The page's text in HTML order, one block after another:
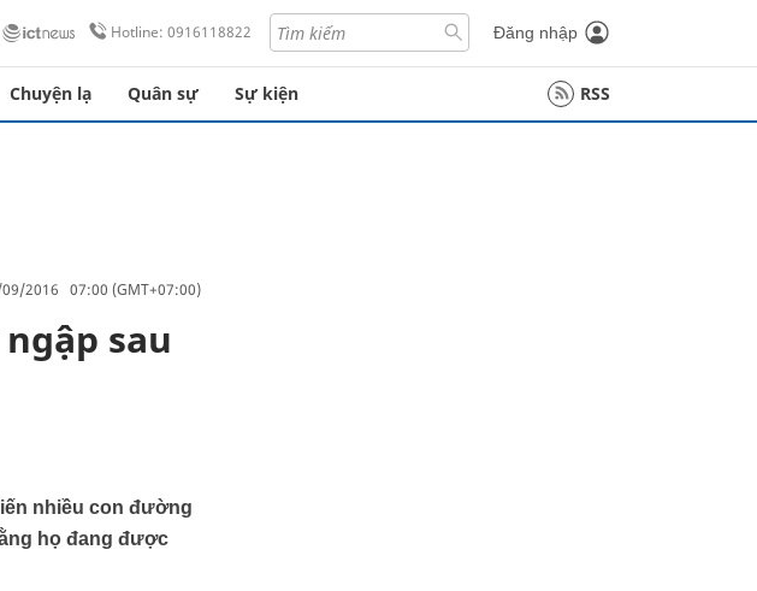
Hotline: 0916118822 Đăng nhập
Chuyện lạ Quân sự Sự kiện RSS
2016 07:00 (GMT+07:00)
sau
nhiều con đường
họ đang được